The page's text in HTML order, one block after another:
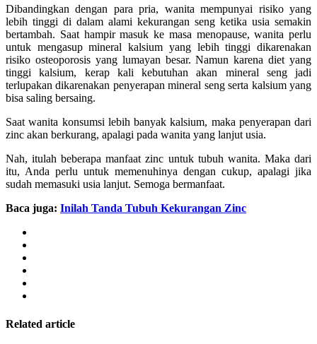
Dibandingkan dengan para pria, wanita mempunyai risiko yang
lebih tinggi di dalam alami kekurangan seng ketika usia semakin
bertambah. Saat hampir masuk ke masa menopause, wanita perlu
untuk mengasup mineral kalsium yang lebih tinggi dikarenakan
risiko osteoporosis yang lumayan besar. Namun karena diet yang
tinggi kalsium, kerap kali kebutuhan akan mineral seng jadi
terlupakan dikarenakan penyerapan mineral seng serta kalsium yang
bisa saling bersaing.
Saat wanita konsumsi lebih banyak kalsium, maka penyerapan dari
zinc akan berkurang, apalagi pada wanita yang lanjut usia.
Nah, itulah beberapa manfaat zinc untuk tubuh wanita. Maka dari
itu, Anda perlu untuk memenuhinya dengan cukup, apalagi jika
sudah memasuki usia lanjut. Semoga bermanfaat.
Baca juga: Inilah Tanda Tubuh Kekurangan Zinc
Related article